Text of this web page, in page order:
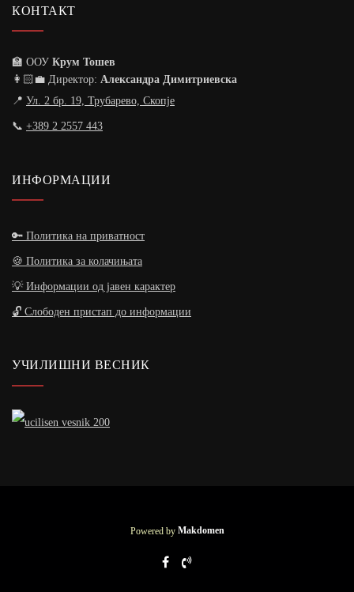
КОНТАКТ
🏫 ООУ Крум Тошев
👩🏻‍💼 Директор: Александра Димитриевска
📍 Ул. 2 бр. 19, Трубарево, Скопје
📞 +389 2 2557 443
ИНФОРМАЦИИ
🔑 Политика на приватност
🍪 Политика за колачињата
💡 Информации од јавен карактер
🔓 Слободен пристап до информации
УЧИЛИШНИ ВЕСНИК
Powered by Makdomen